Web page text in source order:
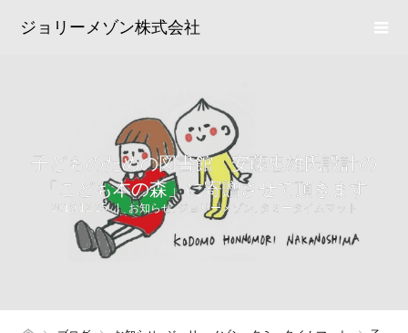
ジョリーメゾン株式会社
子どものための図書館 安藤忠雄氏設計の
「こども本の森」に寄贈させて頂きます
2019.12.25 お知らせ,ジョリーメゾン タミータイムマット